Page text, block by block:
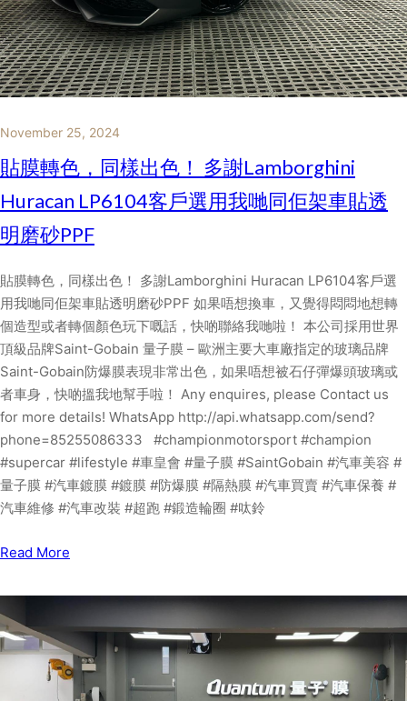
November 25, 2024
貼膜轉色，同樣出色！ 多謝Lamborghini
Huracan LP6104客戶選用我哋同佢架車貼透
明磨砂PPF
貼膜轉色，同樣出色！ 多謝Lamborghini Huracan LP6104客戶選
用我哋同佢架車貼透明磨砂PPF 如果唔想換車，又覺得悶悶地想轉
個造型或者轉個顏色玩下嘅話，快啲聯絡我哋啦！ 本公司採用世界
頂級品牌Saint-Gobain 量子膜 – 歐洲主要大車廠指定的玻璃品牌
Saint-Gobain防爆膜表現非常出色，如果唔想被石仔彈爆頭玻璃或
者車身，快啲搵我地幫手啦！ Any enquires, please Contact us
for more details! WhatsApp http://api.whatsapp.com/send?
phone=85255086333 #championmotorsport #champion
#supercar #lifestyle #車皇會 #量子膜 #SaintGobain #汽車美容 #
量子膜 #汽車鍍膜 #鍍膜 #防爆膜 #隔熱膜 #汽車買賣 #汽車保養 #
汽車維修 #汽車改裝 #超跑 #鍛造輪圈 #呔鈴
Read More